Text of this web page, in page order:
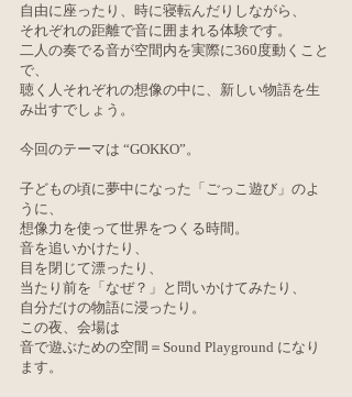
自由に座ったり、時に寝転んだりしながら、
それぞれの距離で音に囲まれる体験です。
二人の奏でる音が空間内を実際に360度動くこと
で、
聴く人それぞれの想像の中に、新しい物語を生
み出すでしょう。
今回のテーマは “GOKKO”。
子どもの頃に夢中になった「ごっこ遊び」のよ
うに、
想像力を使って世界をつくる時間。
音を追いかけたり、
目を閉じて漂ったり、
当たり前を「なぜ？」と問いかけてみたり、
自分だけの物語に浸ったり。
この夜、会場は
音で遊ぶための空間＝Sound Playground になり
ます。